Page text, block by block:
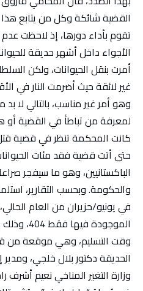
القضية شائكة وكل من يتابع
تقوم بأداء دورها، إذ لاحظت عدم
الأجواء داخل أشهر حديقة
أمرت بنقل الحيوانات، ولكن
غير لائقة حيث أضرمت النار في
وهو أمر غير مناسب، بالتالي لا
لمعرفة من تباطأ في القضية
كانت المحكمة تنظر في قضية
حتى أتت قضية فقد مئات
الباكستانيين، وهو ما سيفجر
والحكومة. وبحسب التقارير،
في يونيو/حزيران من العام
الموجودة
وقت التسليم، وهي موقعة من
الحديقة دكتور بلال خلجي، ومدير
وزارة التغير المناخي نعيم